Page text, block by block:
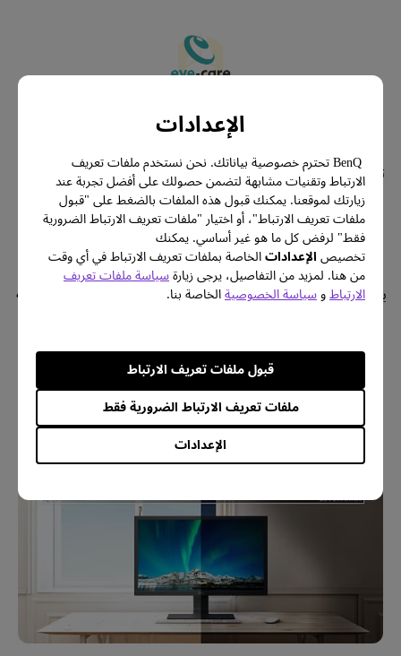
الإعدادات
BenQ تحترم خصوصية بياناتك. نحن نستخدم ملفات تعريف
الارتباط وتقنيات مشابهة لتضمن حصولك على أفضل تجربة عند
زيارتك لموقعنا. يمكنك قبول هذه الملفات بالضغط على "قبول
ملفات تعريف الارتباط"، أو اختيار "ملفات تعريف الارتباط الضرورية
فقط" لرفض كل ما هو غير أساسي. يمكنك
تخصيصالإعداداتالخاصة بملفات تعريف الارتباط في أي وقت
من هنا. لمزيد من التفاصيل، يرجى زيارةسياسة ملفات تعريف
الارتباطوسياسة الخصوصيةالخاصة بنا.
الإعدادات
ملفات تعريف الارتباط الضرورية فقط
قبول ملفات تعريف الارتباط
إبقاء عينيك سعيدة
إجهاد العين من أجل راحة المستخدم وتعزيز الإنتاجية
وضمان السلامة في مكان العمل أثناء الاستخدام الممتد
تعرف على المزيد
تكنولوجيا الذكاء السطوع
رائعة
التحسين الذكي لعرض المحتوى المثالي
المناطق المظلمة للحفاظ على رؤية واضحة